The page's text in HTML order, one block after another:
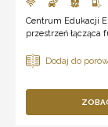
Centrum Edukacji
przestrzeń łącząca